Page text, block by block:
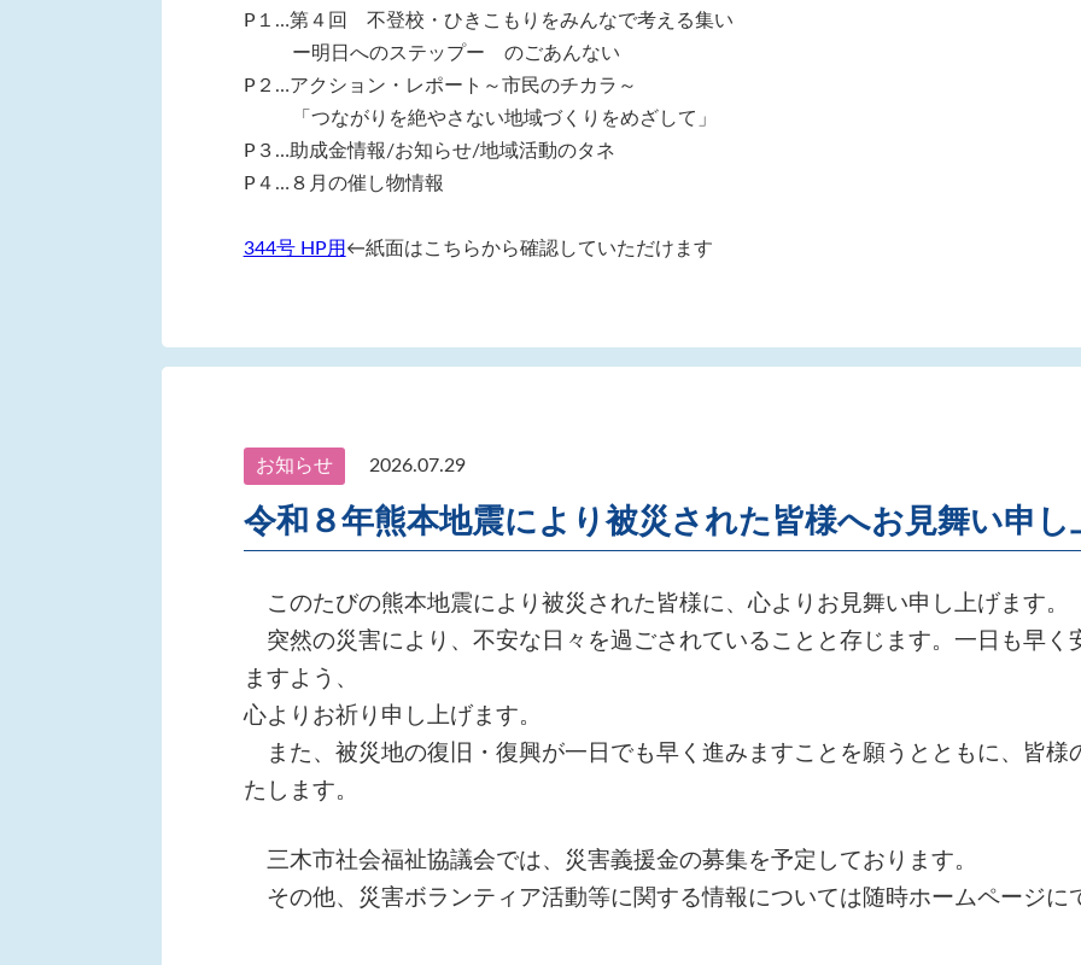
P１…第４回 不登校・ひきこもりをみんなで考える集い
ー明日へのステップー のごあんない
P２…アクション・レポート～市民のチカラ～
「つながりを絶やさない地域づくりをめざして」
P３…助成金情報/お知らせ/地域活動のタネ
P４…８月の催し物情報
344号 HP用 ←紙面はこちらから確認していただけます
お知らせ 2026.07.29
令和８年熊本地震により被災された皆様へお見舞い申し
このたびの熊本地震により被災された皆様に、心よりお見舞い申し上げます。
突然の災害により、不安な日々を過ごされていることと存じます。一日も早く
ますよう、
心よりお祈り申し上げます。
また、被災地の復旧・復興が一日でも早く進みますことを願うとともに、皆様
たします。
三木市社会福祉協議会では、災害義援金の募集を予定しております。
その他、災害ボランティア活動等に関する情報については随時ホームページに